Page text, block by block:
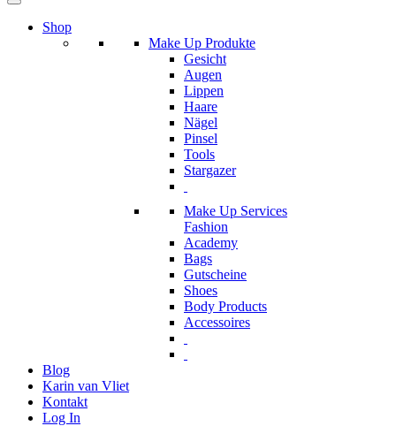
Shop
Make Up Produkte
Gesicht
Augen
Lippen
Haare
Nägel
Pinsel
Tools
Stargazer
Make Up Services
Fashion
Academy
Bags
Gutscheine
Shoes
Body Products
Accessoires
Blog
Karin van Vliet
Kontakt
Log In